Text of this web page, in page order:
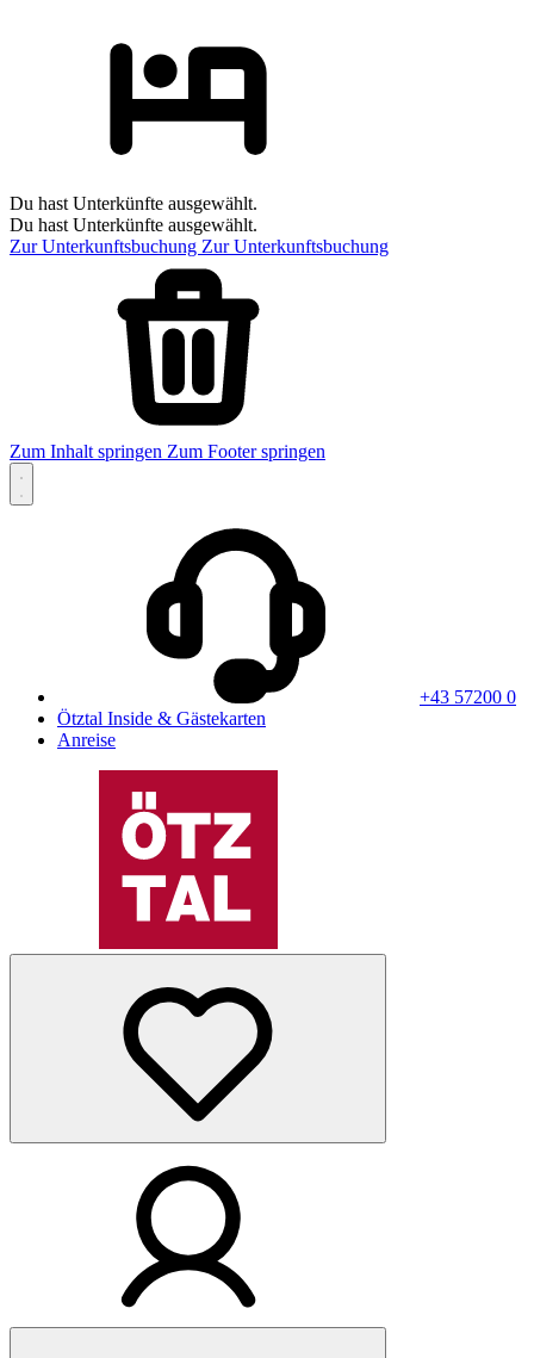
Du hast Unterkünfte ausgewählt.
Du hast Unterkünfte ausgewählt.
Zur Unterkunftsbuchung Zur Unterkunftsbuchung
Zum Inhalt springen Zum Footer springen
+43 57200 0
Ötztal Inside & Gästekarten
Anreise